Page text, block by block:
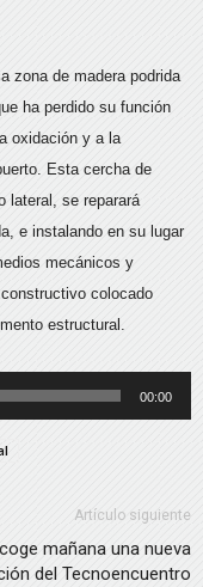
zona de madera podrida
ha perdido su función
oxidación y a la
Esta cercha de
lateral, se reparará
e instalando en su lugar
mecánicos y
colocado
estructural.
00:00
Artículo siguiente
mañana una nueva
del Tecnoencuentro